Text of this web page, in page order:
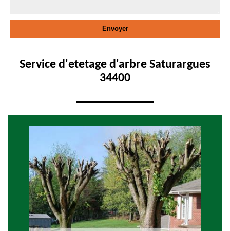
Service d'etetage d'arbre Saturargues
34400